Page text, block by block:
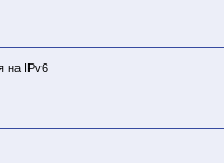
на IPv6